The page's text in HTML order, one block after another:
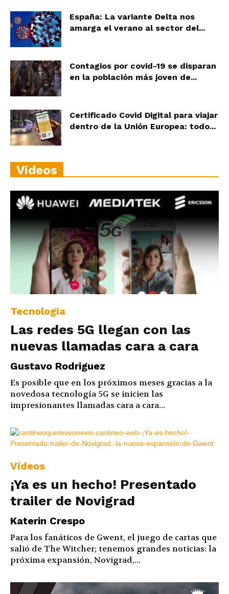
España: La variante Delta nos
amarga el verano al sector del...
Contagios por covid-19 se disparan
en la población más joven de...
Certificado Covid Digital para viajar
dentro de la Unión Europea: todo...
Vídeos
Tecnología
Las redes 5G llegan con las
nuevas llamadas cara a cara
Gustavo Rodriguez
Es posible que en los próximos meses gracias a la
novedosa tecnología 5G se inicien las
impresionantes llamadas cara a cara...
Vídeos
¡Ya es un hecho! Presentado
trailer de Novigrad
Katerin Crespo
Para los fanáticos de Gwent, el juego de cartas que
salió de The Witcher; tenemos grandes noticias: la
próxima expansión, Novigrad,...